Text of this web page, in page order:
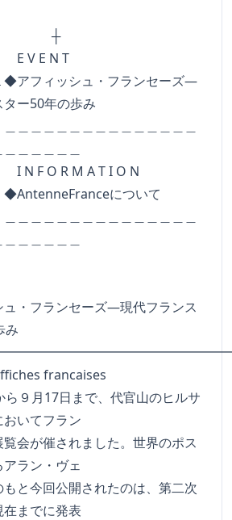
N T
シュ・フランセーズ―
ー50年の歩み
M A T I O N
について
・フランセーズ―現代フランス
み
francaises
９月17日まで、代官山のヒルサ
いてフラン
会が催されました。世界のポス
ラン・ヴェ
と今回公開されたのは、第二次
までに発表